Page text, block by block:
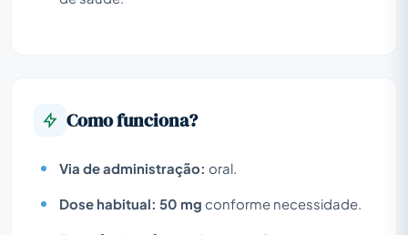
Como funciona?
Via de administração: oral.
Dose habitual: 50 mg conforme necessidade.